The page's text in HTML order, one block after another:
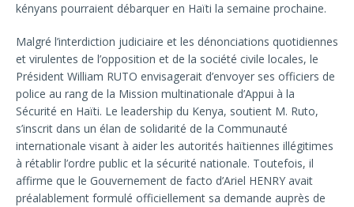
kényans pourraient débarquer en Haïti la semaine prochaine.
Malgré l’interdiction judiciaire et les dénonciations quotidiennes
et virulentes de l’opposition et de la société civile locales, le
Président William RUTO envisagerait d’envoyer ses officiers de
police au rang de la Mission multinationale d’Appui à la
Sécurité en Haïti. Le leadership du Kenya, soutient M. Ruto,
s’inscrit dans un élan de solidarité de la Communauté
internationale visant à aider les autorités haïtiennes illégitimes
à rétablir l’ordre public et la sécurité nationale. Toutefois, il
affirme que le Gouvernement de facto d’Ariel HENRY avait
préalablement formulé officiellement sa demande auprès de